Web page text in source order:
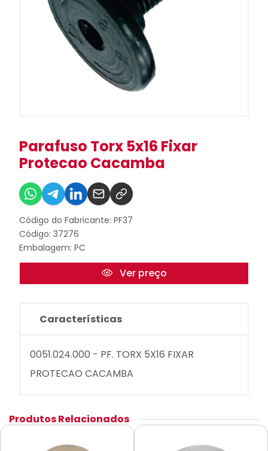
Parafuso Torx 5x16 Fixar
Protecao Cacamba
Código do Fabricante: PF37
Código: 37276
Embalagem: PC
Ver preço
Características
0051.024.000 - PF. TORX 5X16 FIXAR
PROTECAO CACAMBA
Produtos Relacionados